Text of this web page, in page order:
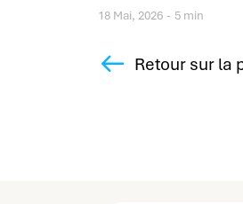
18 Mai, 2026 5 min
Retour sur la